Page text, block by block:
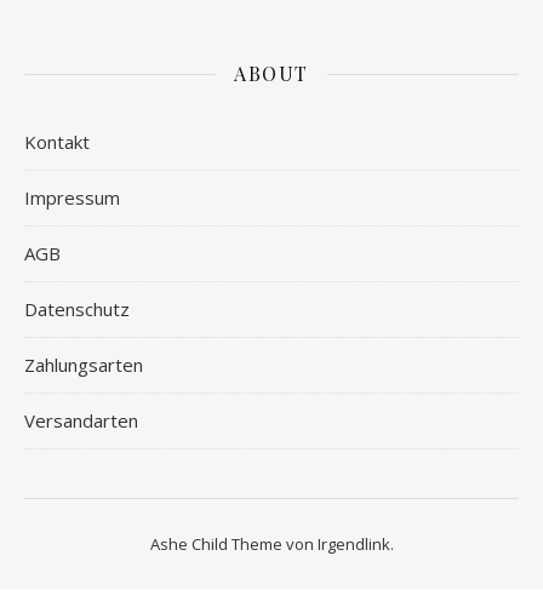
ABOUT
Kontakt
Impressum
AGB
Datenschutz
Zahlungsarten
Versandarten
Ashe Child Theme von Irgendlink.